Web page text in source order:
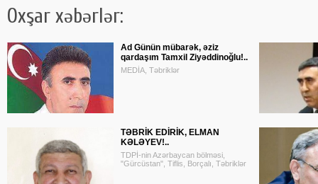
Oxşar xəbərlər:
Ad Günün mübarək, əziz
qardaşım Tamxil Ziyəddinoğlu!..
MEDİA, Təbriklər
TƏBRİK EDİRİK, ELMAN
KƏLƏYEV!..
TDPİ-nin Azərbaycan bölməsi,
"Gürcüstan", Tiflis, Borçalı, Təbriklər